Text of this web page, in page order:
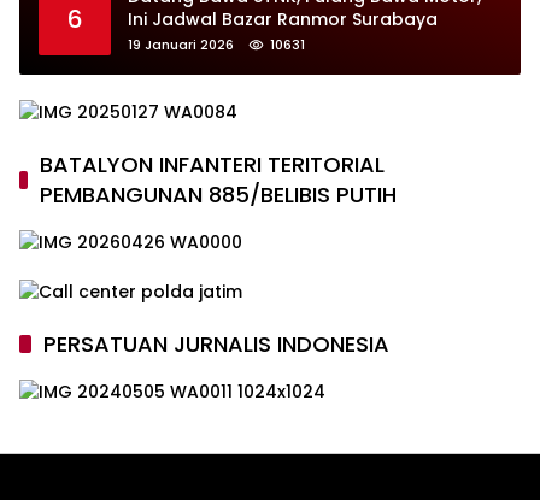
6
Ini Jadwal Bazar Ranmor Surabaya
19 Januari 2026 10631
BATALYON INFANTERI TERITORIAL
PEMBANGUNAN 885/BELIBIS PUTIH
PERSATUAN JURNALIS INDONESIA